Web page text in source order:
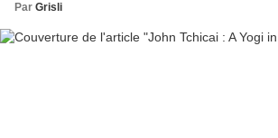
Par Grisli